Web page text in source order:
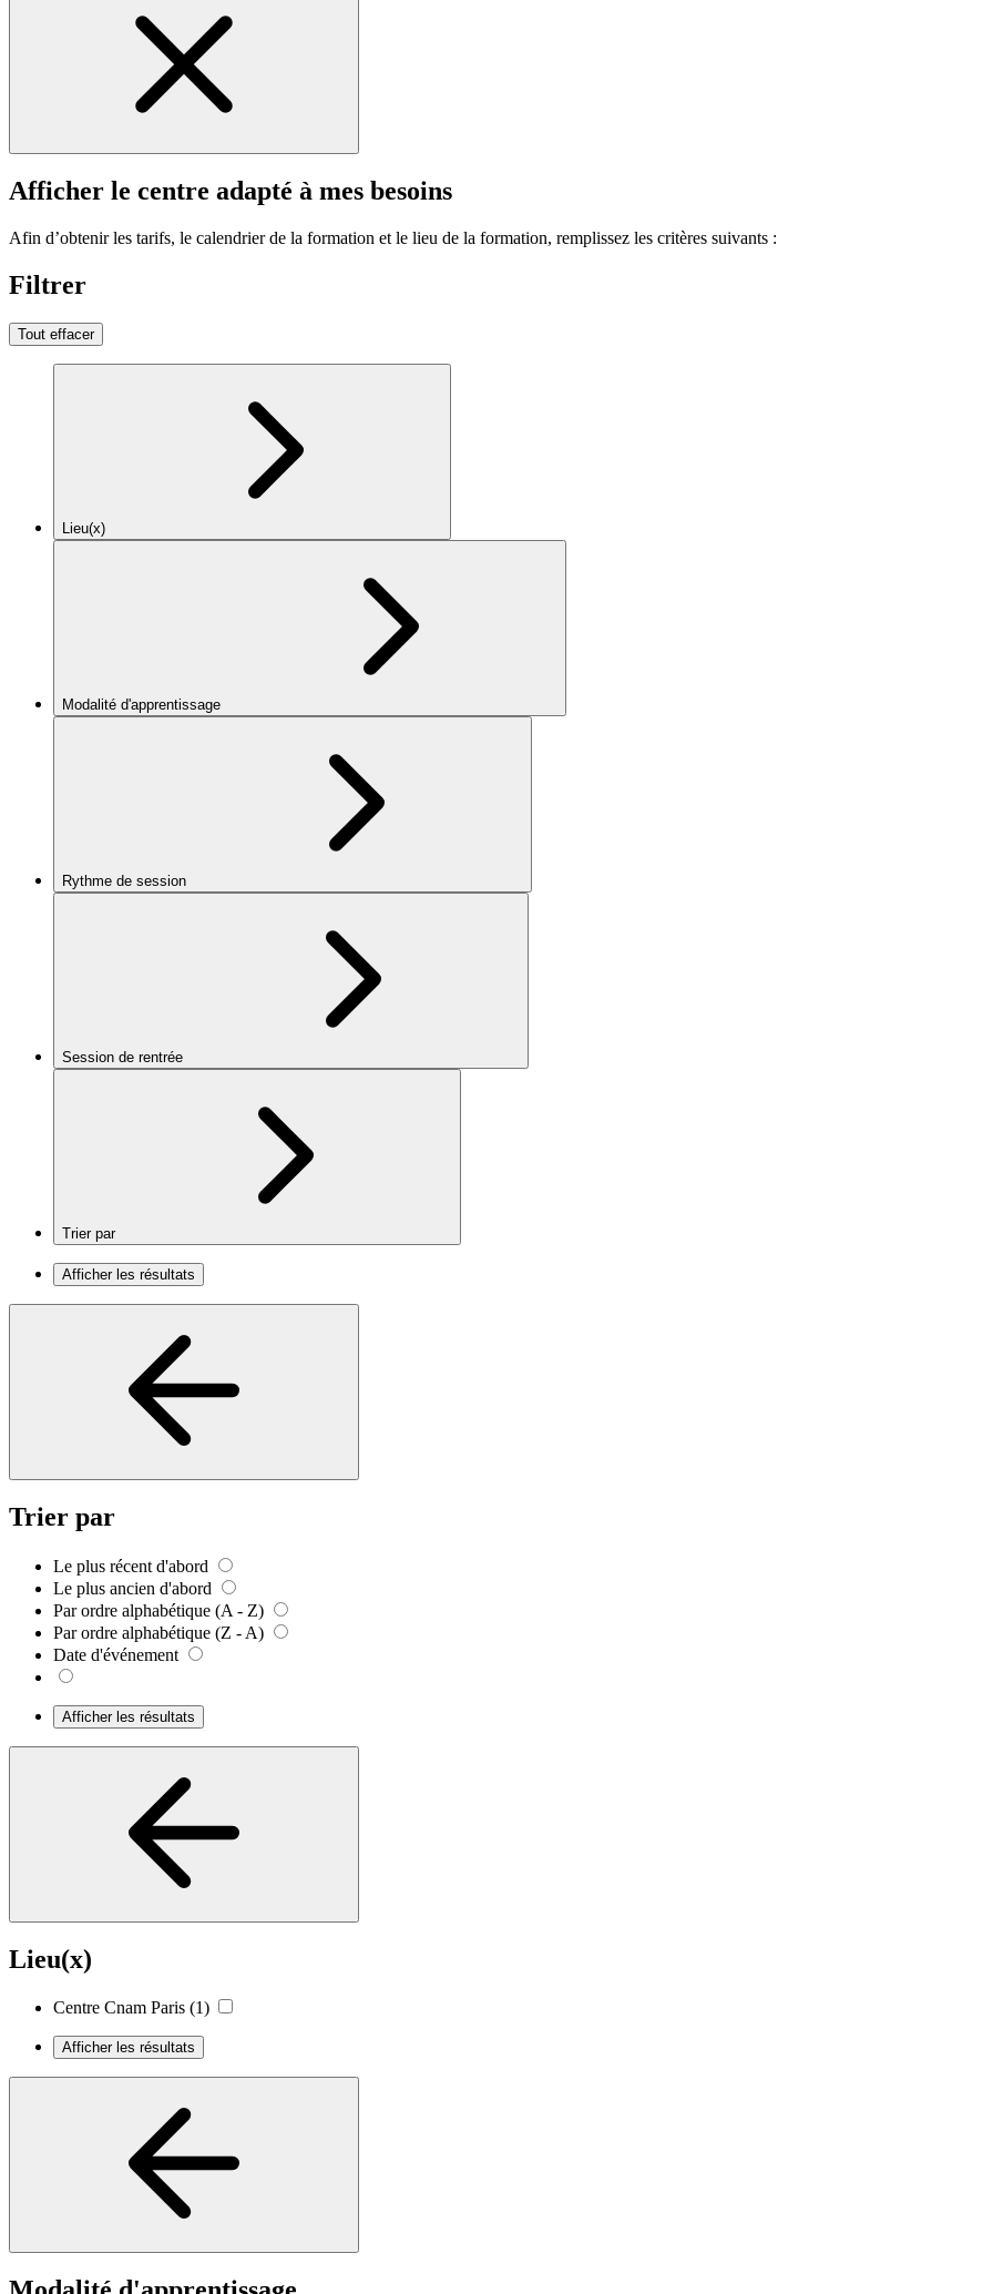
Afficher le centre adapté à mes besoins
Afin d’obtenir les tarifs, le calendrier de la formation et le lieu de la formation, remplissez les critères suivants :
Filtrer
Tout effacer
Lieu(x)
Modalité d'apprentissage
Rythme de session
Session de rentrée
Trier par
Afficher les résultats
Trier par
Le plus récent d'abord
Le plus ancien d'abord
Par ordre alphabétique (A - Z)
Par ordre alphabétique (Z - A)
Date d'événement
Afficher les résultats
Lieu(x)
Centre Cnam Paris (1)
Afficher les résultats